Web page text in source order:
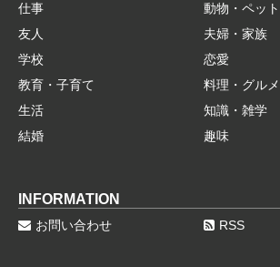
仕事
動物・ペット
友人
夫婦・家族
学校
恋愛
教育・子育て
料理・グルメ
生活
知識・雑学
結婚
趣味
INFORMATION
お問い合わせ RSS